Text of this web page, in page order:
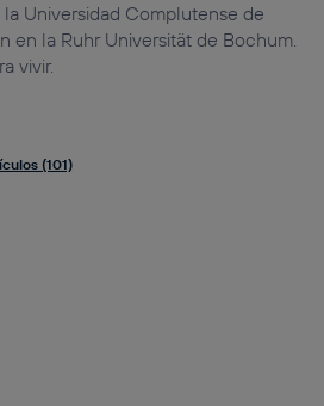
Universidad Complutense de
en la Ruhr Universität de Bochum.
vivir.
(101)